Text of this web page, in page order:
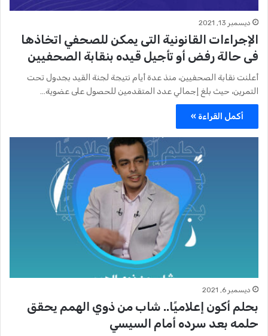
ديسمبر 13, 2021
الإجراءات القانونية التى يمكن للصحفي اتخاذها
فى حالة رفض أو تأجيل قيده بنقابة الصحفيين
أعلنت نقابة الصحفيين، منذ عدة أيام نتيجة لجنة القيد بجدول تحت
التمرين، حيث بلغ إجمالي عدد المتقدمين للحصول على عضوية…
أكمل القراءة »
ديسمبر 6, 2021
بحلم أكون إعلاميًا.. شاب من ذوي الهمم يحقق
حلمه بعد سرده أمام السيسي